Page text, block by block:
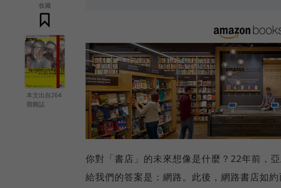
收藏
本文出自264
期雜誌
你對「書店」的未來想像是什麼？22年前，
給我們的答案是：網路。此後，網路書店如